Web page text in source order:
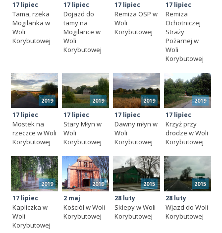
17 lipiec
Tama, rzeka
Mogilanka w
Woli
Korybutowej
17 lipiec
Dojazd do
tamy na
Mogilance w
Woli
Korybutowej
17 lipiec
Remiza OSP w
Woli
Korybutowej
17 lipiec
Remiza
Ochotniczej
Straży
Pożarnej w
Woli
Korybutowej
2019
17 lipiec
Mostek na
rzeczce w Woli
Korybutowej
2019
17 lipiec
Stary Młyn w
Woli
Korybutowej
2019
17 lipiec
Dawny młyn w
Woli
Korybutowej
2019
17 lipiec
Krzyż przy
drodze w Woli
Korybutowej
2019
17 lipiec
Kapliczka w
Woli
Korybutowej
2019
2 maj
Kościół w Woli
Korybutowej
2015
28 luty
Sklepy w Woli
Korybutowej
2015
28 luty
Wjazd do Woli
Korybutowej